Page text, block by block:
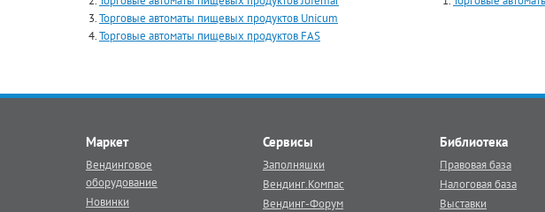
Торговые автоматы пищевых продуктов Unicum
Торговые автоматы пищевых продуктов FAS
Маркет
Вендинговое
оборудование
Новинки
Сервисы
Заполняшки
Вендинг.Компас
Вендинг-Форум
Библиотека
Правовая база
Налоговая база
Выставки